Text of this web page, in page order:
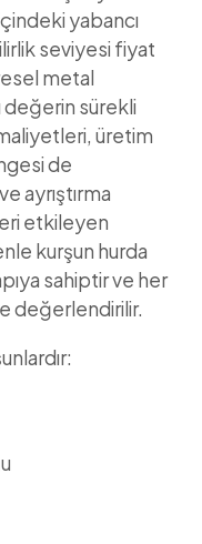
yabancı
seviyesi fiyat
metal
değerin sürekli
üretim
de
ayrıştırma
etkileyen
kurşun hurda
sahiptir ve her
değerlendirilir.